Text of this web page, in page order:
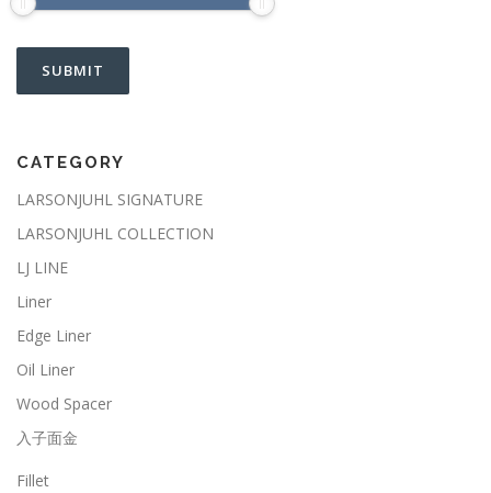
CATEGORY
LARSONJUHL SIGNATURE
LARSONJUHL COLLECTION
LJ LINE
Liner
Edge Liner
Oil Liner
Wood Spacer
入子面金
Fillet